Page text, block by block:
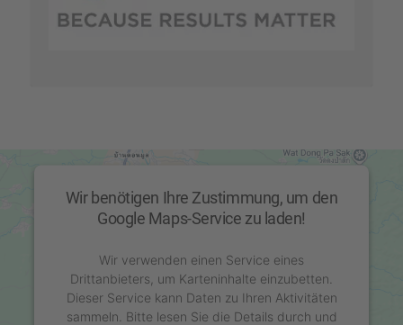
Wir benötigen Ihre Zustimmung, um den
Google Maps-Service zu laden!
Wir verwenden einen Service eines
Drittanbieters, um Karteninhalte einzubetten.
Dieser Service kann Daten zu Ihren Aktivitäten
sammeln. Bitte lesen Sie die Details durch und